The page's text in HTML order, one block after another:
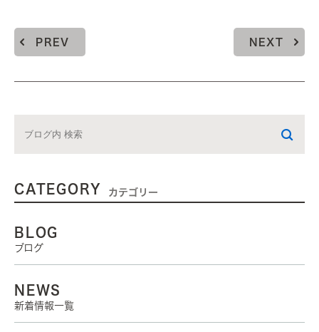
PREV NEXT
CATEGORY カテゴリー
BLOG
ブログ
NEWS
新着情報一覧